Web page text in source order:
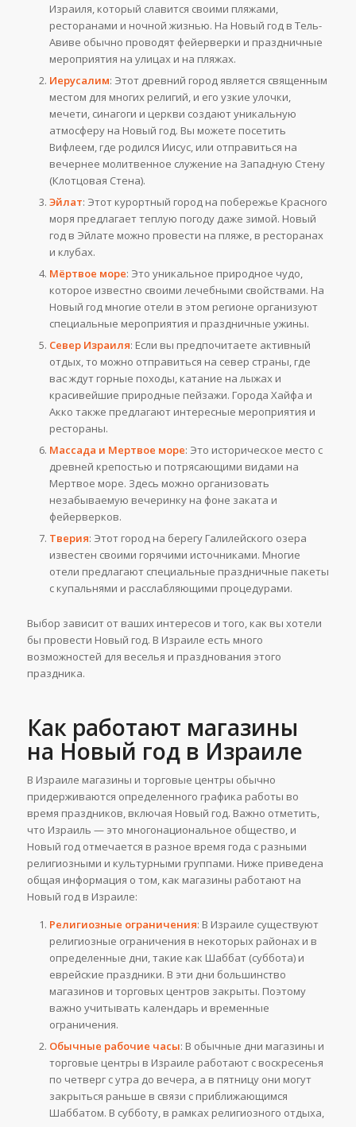
Израиля, который славится своими пляжами,
ресторанами и ночной жизнью. На Новый год в Тель-
Авиве обычно проводят фейерверки и праздничные
мероприятия на улицах и на пляжах.
Иерусалим: Этот древний город является священным
местом для многих религий, и его узкие улочки,
мечети, синагоги и церкви создают уникальную
атмосферу на Новый год. Вы можете посетить
Вифлеем, где родился Иисус, или отправиться на
вечернее молитвенное служение на Западную Стену
(Клотцовая Стена).
Эйлат: Этот курортный город на побережье Красного
моря предлагает теплую погоду даже зимой. Новый
год в Эйлате можно провести на пляже, в ресторанах
и клубах.
Мёртвое море: Это уникальное природное чудо,
которое известно своими лечебными свойствами. На
Новый год многие отели в этом регионе организуют
специальные мероприятия и праздничные ужины.
Север Израиля: Если вы предпочитаете активный
отдых, то можно отправиться на север страны, где
вас ждут горные походы, катание на лыжах и
красивейшие природные пейзажи. Города Хайфа и
Акко также предлагают интересные мероприятия и
рестораны.
Массада и Мертвое море: Это историческое место с
древней крепостью и потрясающими видами на
Мертвое море. Здесь можно организовать
незабываемую вечеринку на фоне заката и
фейерверков.
Тверия: Этот город на берегу Галилейского озера
известен своими горячими источниками. Многие
отели предлагают специальные праздничные пакеты
с купальнями и расслабляющими процедурами.
Выбор зависит от ваших интересов и того, как вы хотели
бы провести Новый год. В Израиле есть много
возможностей для веселья и празднования этого
праздника.
Как работают магазины
на Новый год в Израиле
В Израиле магазины и торговые центры обычно
придерживаются определенного графика работы во
время праздников, включая Новый год. Важно отметить,
что Израиль — это многонациональное общество, и
Новый год отмечается в разное время года с разными
религиозными и культурными группами. Ниже приведена
общая информация о том, как магазины работают на
Новый год в Израиле:
Религиозные ограничения: В Израиле существуют
религиозные ограничения в некоторых районах и в
определенные дни, такие как Шаббат (суббота) и
еврейские праздники. В эти дни большинство
магазинов и торговых центров закрыты. Поэтому
важно учитывать календарь и временные
ограничения.
Обычные рабочие часы: В обычные дни магазины и
торговые центры в Израиле работают с воскресенья
по четверг с утра до вечера, а в пятницу они могут
закрыться раньше в связи с приближающимся
Шаббатом. В субботу, в рамках религиозного отдыха,